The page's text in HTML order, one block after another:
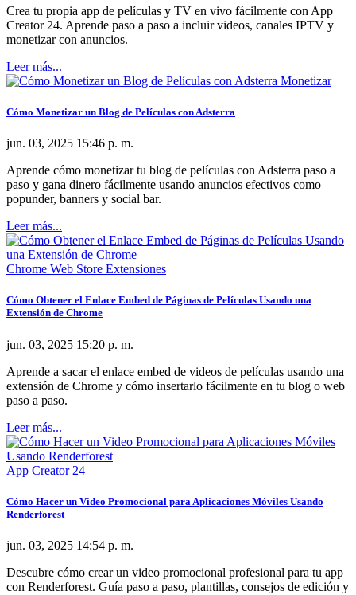
Crea tu propia app de películas y TV en vivo fácilmente con App
Creator 24. Aprende paso a paso a incluir videos, canales IPTV y
monetizar con anuncios.
Leer más...
Monetizar
Cómo Monetizar un Blog de Películas con Adsterra
jun. 03, 2025 15:46 p. m.
Aprende cómo monetizar tu blog de películas con Adsterra paso a
paso y gana dinero fácilmente usando anuncios efectivos como
popunder, banners y social bar.
Leer más...
Chrome Web Store Extensiones
Cómo Obtener el Enlace Embed de Páginas de Películas Usando una
Extensión de Chrome
jun. 03, 2025 15:20 p. m.
Aprende a sacar el enlace embed de videos de películas usando una
extensión de Chrome y cómo insertarlo fácilmente en tu blog o web
paso a paso.
Leer más...
App Creator 24
Cómo Hacer un Video Promocional para Aplicaciones Móviles Usando
Renderforest
jun. 03, 2025 14:54 p. m.
Descubre cómo crear un video promocional profesional para tu app
con Renderforest. Guía paso a paso, plantillas, consejos de edición y